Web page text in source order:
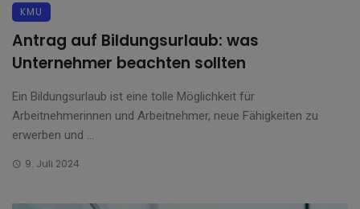
KMU
Antrag auf Bildungsurlaub: was
Unternehmer beachten sollten
Ein Bildungsurlaub ist eine tolle Möglichkeit für
Arbeitnehmerinnen und Arbeitnehmer, neue Fähigkeiten zu
erwerben und ...
9. Juli 2024